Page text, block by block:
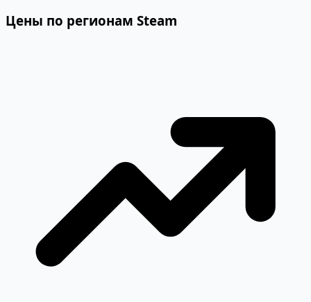
Цены по регионам Steam